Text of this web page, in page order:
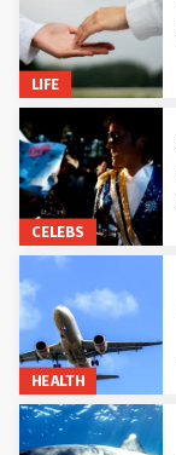
LIFE
CELEBS
HEALTH